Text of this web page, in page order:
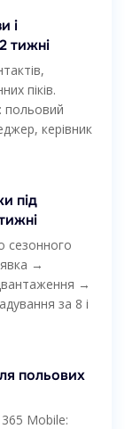
і
тижні
піків.
польовий
керівник
під
сезонного
→
→
за 8 і
польових
Mobile: